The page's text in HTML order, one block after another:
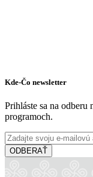
Kde-Čo newsletter
Prihláste sa na
programoch.
ODBERAŤ